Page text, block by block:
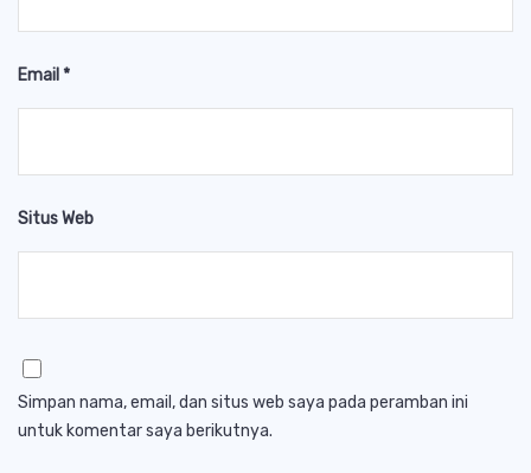
Email *
Situs Web
Simpan nama, email, dan situs web saya pada peramban ini
untuk komentar saya berikutnya.